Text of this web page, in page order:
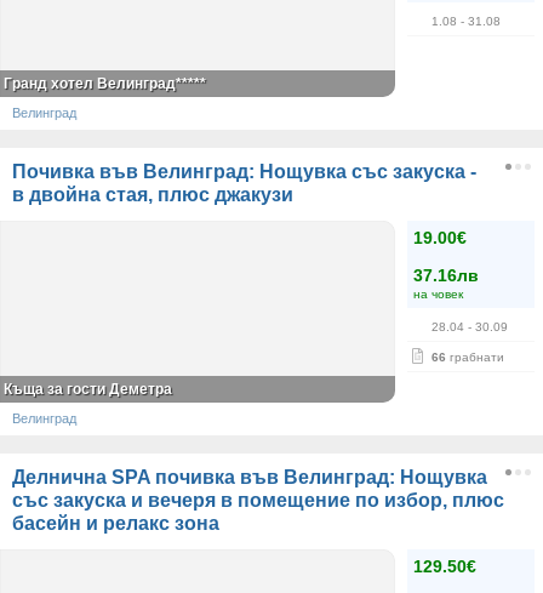
1.08 - 31.08
Гранд хотел Велинград*****
Велинград
Почивка във Велинград: Нощувка със закуска -
в двойна стая, плюс джакузи
19.00€
37.16лв
на човек
28.04 - 30.09
66 грабнати
Къща за гости Деметра
Велинград
Делнична SPA почивка във Велинград: Нощувка
със закуска и вечеря в помещение по избор, плюс
басейн и релакс зона
129.50€